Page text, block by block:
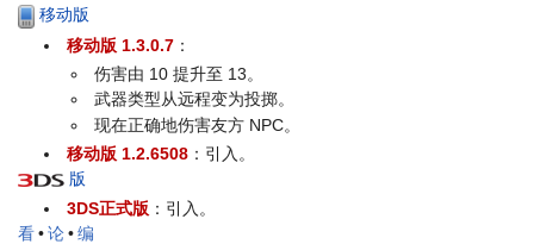
移动版
移动版 1.3.0.7 ：
伤害由 10 提升至 13。
武器类型从远程变为投掷。
现在正确地伤害友方 NPC。
移动版 1.2.6508 ：引入。
版
3DS正式版 ：引入。
看•论•编